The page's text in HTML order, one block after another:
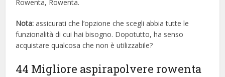
Rowenta, Rowenta.
Nota: assicurati che l’opzione che scegli abbia tutte le
funzionalità di cui hai bisogno. Dopotutto, ha senso
acquistare qualcosa che non è utilizzabile?
44 Migliore aspirapolvere rowenta